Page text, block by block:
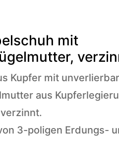
mit
Kupfer mit
aus
3-poligen Erdungs-